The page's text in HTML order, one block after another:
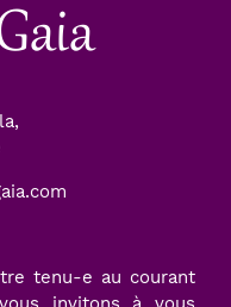
tenu-e au courant